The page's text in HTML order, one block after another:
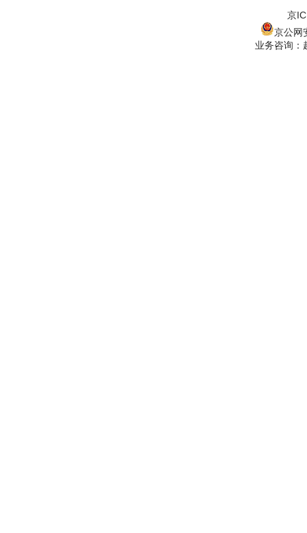
京
京公网
业务咨询：